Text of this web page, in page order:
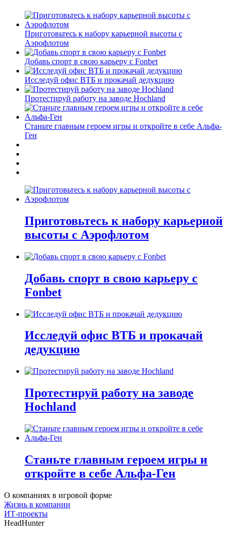
Приготовьтесь к набору карьерной высоты с
Аэрофлотом
Добавь спорт в свою карьеру с Fonbet
Исследуй офис ВТБ и прокачай дедукцию
Протестируй работу на заводе Hochland
Станьте главным героем игры и откройте в себе Альфа-
Ген
Приготовьтесь к набору карьерной
высоты с Аэрофлотом
Добавь спорт в свою карьеру с
Fonbet
Исследуй офис ВТБ и прокачай
дедукцию
Протестируй работу на заводе
Hochland
Станьте главным героем игры и
откройте в себе Альфа-Ген
О компаниях в игровой форме
Жизнь в компании
ИТ-проекты
HeadHunter